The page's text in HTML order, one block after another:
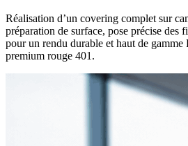
Réalisation d’un covering complet sur
préparation de surface, pose précise des
pour un rendu durable et haut de
premium rouge 401.